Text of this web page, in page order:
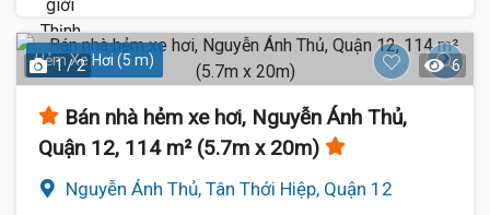
Hẻm Xe Hơi (5 m)
1 / 2 6
Bán nhà hẻm xe hơi, Nguyễn Ánh Thủ,
Quận 12, 114 m² (5.7m x 20m)
Nguyễn Ánh Thủ, Tân Thới Hiệp, Quận 12